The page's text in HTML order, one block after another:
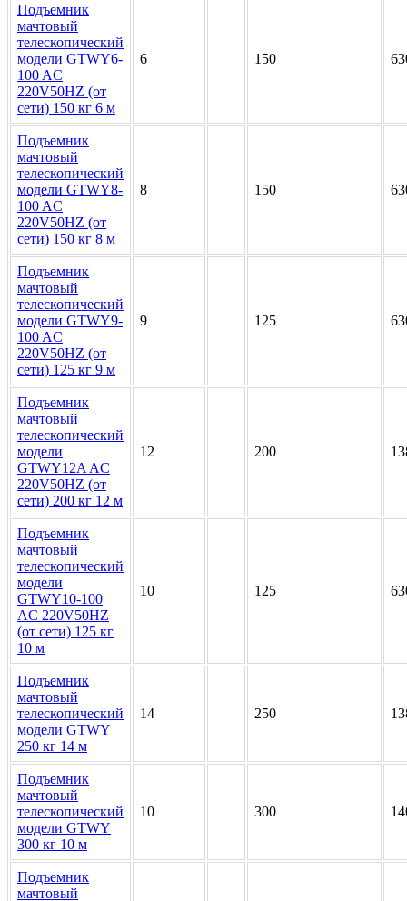
Подъемник
мачтовый
телескопический
модели GTWY6-
100 AC
220V50HZ (от
сети) 150 кг 6 м
6 150
Подъемник
мачтовый
телескопический
модели GTWY8-
100 AC
220V50HZ (от
сети) 150 кг 8 м
8 150
Подъемник
мачтовый
телескопический
модели GTWY9-
100 AC
220V50HZ (от
сети) 125 кг 9 м
9 125
Подъемник
мачтовый
телескопический
модели
GTWY12A AC
220V50HZ (от
сети) 200 кг 12 м
12 200
Подъемник
мачтовый
телескопический
модели
GTWY10-100
AC 220V50HZ
(от сети) 125 кг
10 м
10 125
Подъемник
мачтовый
телескопический
модели GTWY
250 кг 14 м
14 250
Подъемник
мачтовый
телескопический
модели GTWY
300 кг 10 м
10 300
Подъемник
мачтовый